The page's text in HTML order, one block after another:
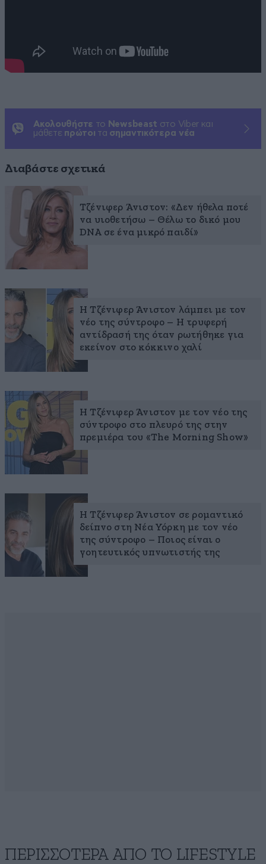
Ακολουθήστε το Newsbeast στο Viber και
μάθετε πρώτοι τα σημαντικότερα νέα
Διαβάστε σχετικά
Τζένιφερ Άνιστον: «Δεν ήθελα ποτέ
να υιοθετήσω – Θέλω το δικό μου
DNA σε ένα μικρό παιδί»
Η Τζένιφερ Άνιστον λάμπει με τον
νέο της σύντροφο – Η τρυφερή
αντίδρασή της όταν ρωτήθηκε για
εκείνον στο κόκκινο χαλί
Η Τζένιφερ Άνιστον με τον νέο της
σύντροφο στο πλευρό της στην
πρεμιέρα του «The Morning Show»
Η Τζένιφερ Άνιστον σε ρομαντικό
δείπνο στη Νέα Υόρκη με τον νέο
της σύντροφο – Ποιος είναι ο
γοητευτικός υπνωτιστής της
ΠΕΡΙΣΣΟΤΕΡΑ ΑΠΟ ΤΟ LIFESTYLE